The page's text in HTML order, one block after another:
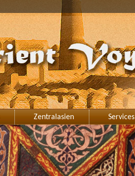
Zentralasien Services